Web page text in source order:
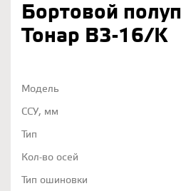
Бортовой
Тонар B3-16/K
Модель
ССУ, мм
Тип
Кол-во осей
Тип ошиновки